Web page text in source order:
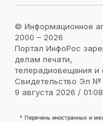
© Информационное
2000 – 2026
Портал ИнфоРос
делам печати,
телерадиовещания
Свидетельство Эл №
9 августа 2026 / 01:08